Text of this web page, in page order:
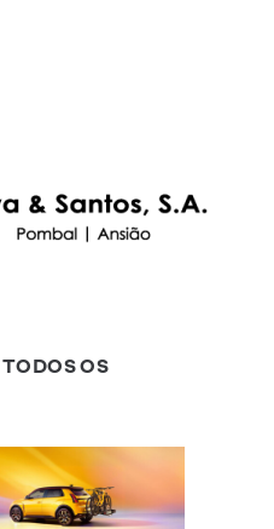
Renault
OS